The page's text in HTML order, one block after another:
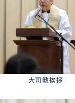
大司教挨拶